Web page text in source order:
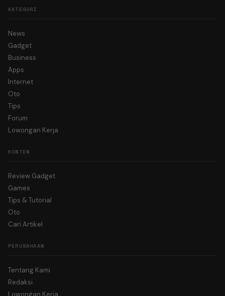
KATEGORI
News
Gadget
Business
Apps
Internet
Oto
Tips
Forum
Lowongan Kerja
KONTEN
Review Gadget
Games
Tips & Tutorial
Oto
Cari Artikel
PERUSAHAAN
Tentang Kami
Redaksi